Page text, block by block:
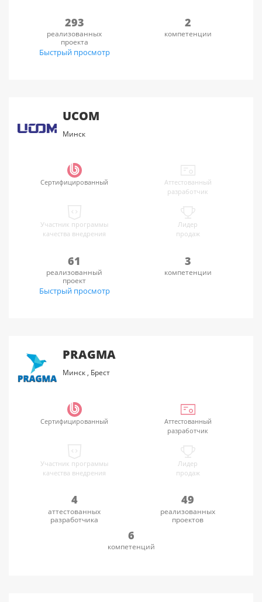
293
реализованных
проекта
Быстрый просмотр
2
компетенции
UCOM
Минск
Сертифицированный
Аттестованный
разработчик
Участник программы
качества внедрения
Лидер
продаж
61
реализованный
проект
Быстрый просмотр
3
компетенции
PRAGMA
Минск Брест
Сертифицированный
Аттестованный
разработчик
Участник программы
качества внедрения
Лидер
продаж
4
аттестованных
разработчика
49
реализованных
проектов
6
компетенций